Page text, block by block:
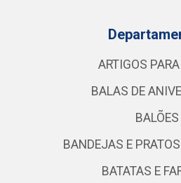
ARTIGOS
BALAS DE
BALÕES
BANDEJAS E
BATATAS E